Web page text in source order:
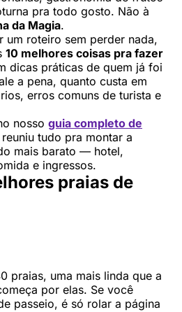
pra todo gosto. Não à
da Magia.
um roteiro sem perder nada,
10 melhores coisas pra fazer
dicas práticas de quem já foi
a pena, quanto custa em
erros comuns de turista e
nosso guia completo de
tudo pra montar a
mais barato — hotel,
e ingressos.
praias de
praias, uma mais linda que a
por elas. Se você
passeio, é só rolar a página